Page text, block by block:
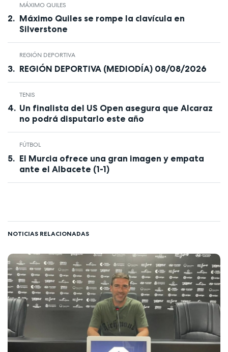
MÁXIMO QUILES
Máximo Quiles se rompe la clavícula en
Silverstone
REGIÓN DEPORTIVA
REGIÓN DEPORTIVA (MEDIODÍA) 08/08/2026
TENIS
Un finalista del US Open asegura que Alcaraz
no podrá disputarlo este año
FÚTBOL
El Murcia ofrece una gran imagen y empata
ante el Albacete (1-1)
NOTICIAS RELACIONADAS